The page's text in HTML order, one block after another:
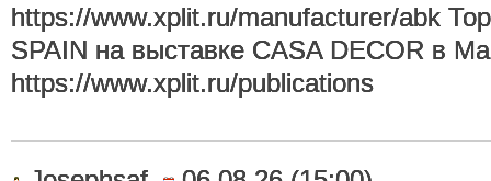
https://www.xplit.ru/manufacturer/abk
SPAIN на выставке CASA DECOR в
https://www.xplit.ru/publications